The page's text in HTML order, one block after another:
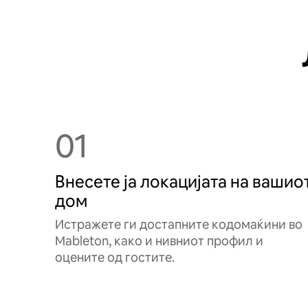
01
Внесете ја локацијата на
дом
Истражете ги достапните кодомаќини во
Mableton, како и нивниот профил и
оцените од гостите.